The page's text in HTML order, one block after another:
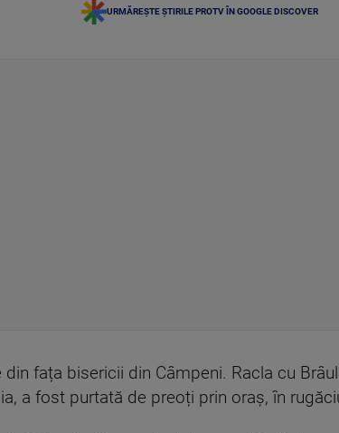
URMĂREȘTE ȘTIRILE PROTV ÎN GOOGLE DISCOVER
fața bisericii din Câmpeni. Racla cu
a fost purtată de preoți prin oraș, în